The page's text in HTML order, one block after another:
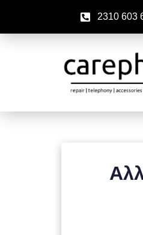
2310 603